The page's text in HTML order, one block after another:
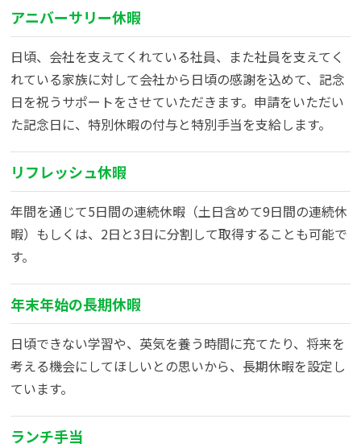
HRコラム
お知らせ
会社情報
よくある質問
資料請求(無料) お見積もり依頼
アニバーサリー休暇
日頃、会社を支えてくれている社員、また社員を支えてく
れている家族に対して会社から日頃の感謝を込めて、記念
日を祝うサポートをさせていただきます。申請をいただい
た記念日に、特別休暇の付与と特別手当を支給します。
リフレッシュ休暇
年間を通じて5日間の連続休暇（土日含めて9日間の連続休
暇）もしくは、2日と3日に分割して取得することも可能で
す。
年末年始の長期休暇
日頃できない学習や、英気を養う時間に充てたり、将来を
考える機会にしてほしいとの思いから、長期休暇を設定し
ています。
ランチ手当